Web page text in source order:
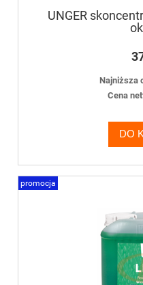
UNGER
Najniższa
Cena
DO
promocja